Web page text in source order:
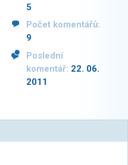
5
Počet komentářů:
9
Poslední
komentář: 22. 06.
2011